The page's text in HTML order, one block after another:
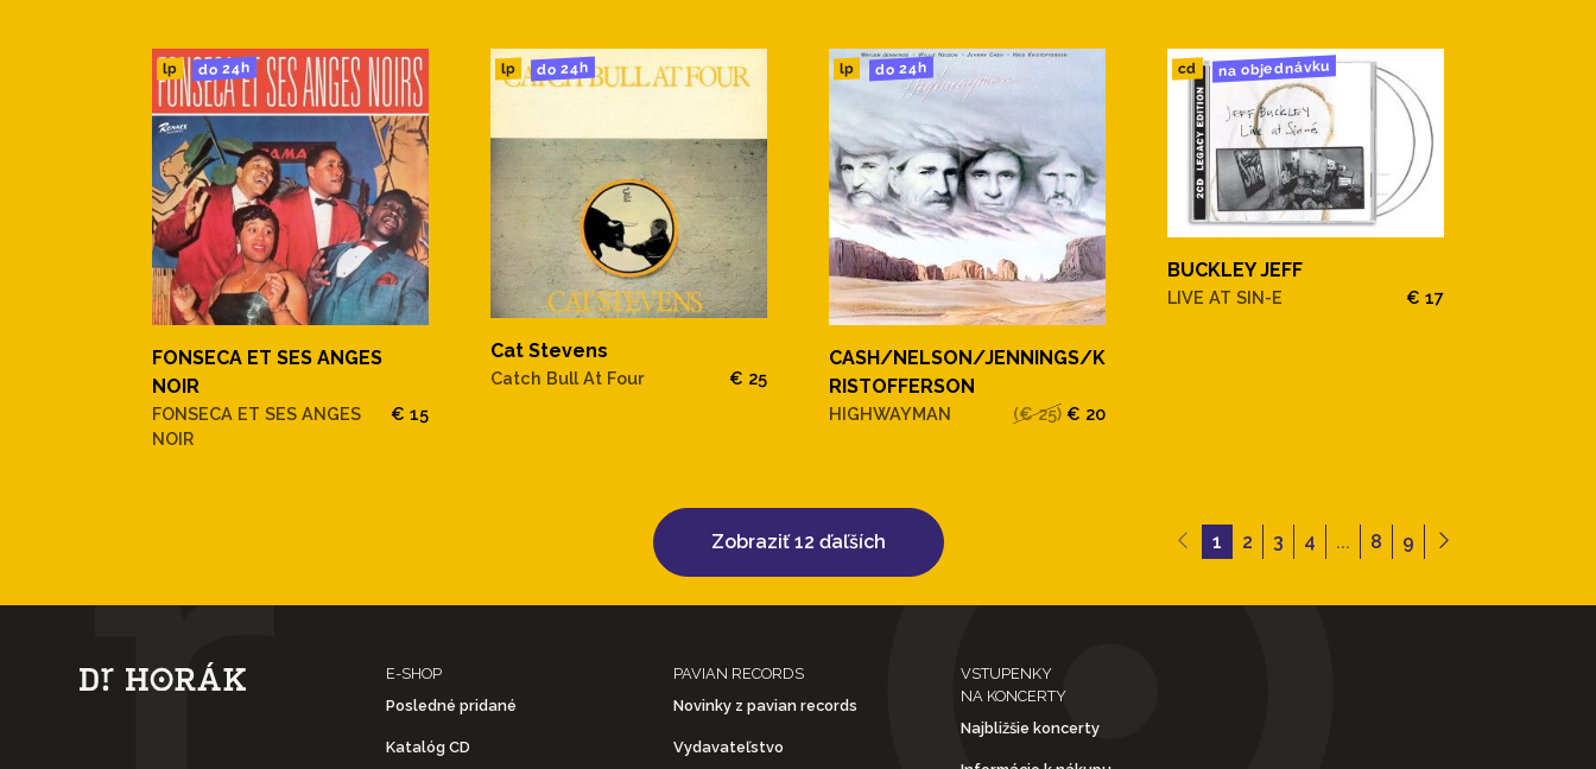
lp do 24h
FONSECA ET SES ANGES
NOIR
FONSECA ET SES ANGES
NOIR
€ 15
lp do 24h
Cat Stevens
Catch Bull At Four € 25
lp do 24h
CASH/NELSON/JENNINGS/K
RISTOFFERSON
HIGHWAYMAN (€ 25) € 20
cd na objednávku
BUCKLEY JEFF
LIVE AT SIN-E € 17
Zobraziť 12 ďaľších 1 2 3 4 ... 8 9
E-SHOP
Posledné pridané
Katalóg CD
PAVIAN RECORDS
Novinky z pavian records
Vydavateľstvo
VSTUPENKY
NA KONCERTY
Najbližšie koncerty